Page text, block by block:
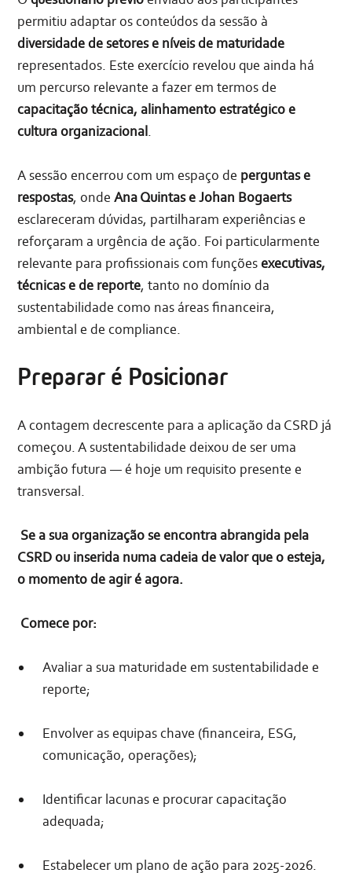
permitiu adaptar os conteúdos da sessão à
diversidade de setores e níveis de maturidade
representados. Este exercício revelou que ainda há
um percurso relevante a fazer em termos de
capacitação técnica, alinhamento estratégico e
cultura organizacional.
A sessão encerrou com um espaço de perguntas e
respostas, ondeAna Quintas e Johan Bogaerts
esclareceram dúvidas, partilharam experiências e
reforçaram a urgência de ação. Foi particularmente
relevante para profissionais com funçõesexecutivas,
técnicas e de reporte, tanto no domínio da
sustentabilidade como nas áreas financeira,
ambiental e de compliance.
Preparar é Posicionar
A contagem decrescente para a aplicação da CSRD já
começou. A sustentabilidade deixou de ser uma
ambição futura — é hoje um requisito presente e
transversal.
Se a sua organização se encontra abrangida pela
CSRD ou inserida numa cadeia de valor que o esteja,
o momento de agir é agora.
Comece por:
Avaliar a sua maturidade em sustentabilidade e
reporte;
Envolver as equipas chave (financeira, ESG,
comunicação, operações);
Identificar lacunas e procurar capacitação
adequada;
Estabelecer um plano de ação para 2025-2026.